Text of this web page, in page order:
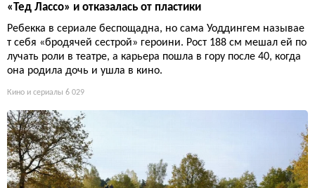
«Тед Лассо» и отказалась от пластики
Ребекка в сериале беспощадна, но сама Уоддингем называе
т себя «бродячей сестрой» героини. Рост 188 см мешал ей по
лучать роли в театре, а карьера пошла в гору после 40, когда
она родила дочь и ушла в кино.
Кино и сериалы 6 029